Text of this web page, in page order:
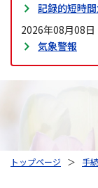
記録的短時
2026年08月08日
気象警報
トップページ ＞ 手